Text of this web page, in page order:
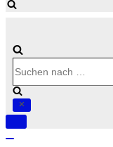
nach …
Navigation